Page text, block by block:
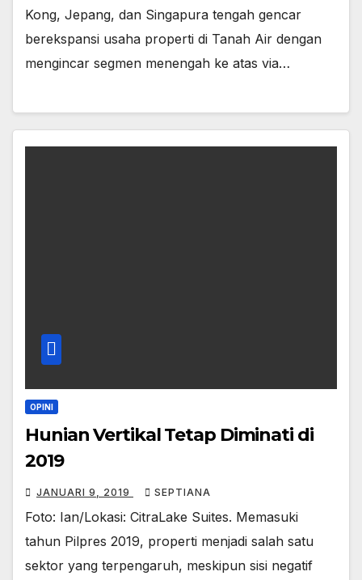
Kong, Jepang, dan Singapura tengah gencar
berekspansi usaha properti di Tanah Air dengan
mengincar segmen menengah ke atas via…
OPINI
Hunian Vertikal Tetap Diminati di
2019
JANUARI 9, 2019 SEPTIANA
Foto: Ian/Lokasi: CitraLake Suites. Memasuki
tahun Pilpres 2019, properti menjadi salah satu
sektor yang terpengaruh, meskipun sisi negatif